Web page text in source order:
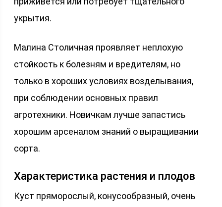
укрытия.
Малина Столичная проявляет неплохую
стойкость к болезням и вредителям, но
только в хороших условиях возделывания,
при соблюдении основных правил
агротехники. Новичкам лучше запастись
хорошим арсеналом знаний о выращивании
сорта.
Характеристика растения и плодов
Куст пряморослый, конусообразный, очень